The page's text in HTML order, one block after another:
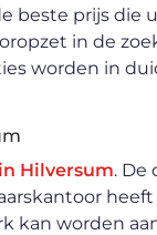
beste prijs die
in de
worden in
Hilversum. De
kan worden